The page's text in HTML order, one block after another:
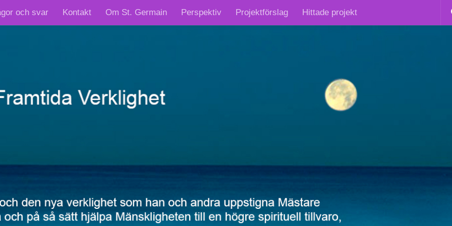
och svar Kontakt Om St. Germain Perspektiv Projektförslag Hittade projekt